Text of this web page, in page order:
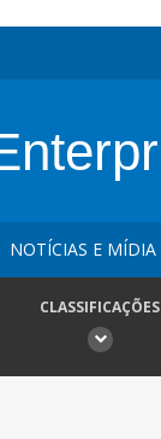
NOTÍCIAS E MÍDIA
CLASSIFICAÇÕES